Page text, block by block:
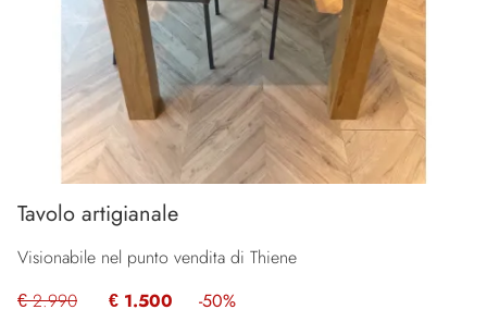
Tavolo artigianale
Visionabile nel punto vendita di Thiene
€ 2.990
€ 1.500 -50%